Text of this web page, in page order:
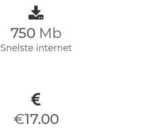
750 Mb
Snelste internet
€17.00